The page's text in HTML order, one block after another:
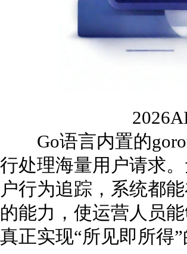
Go语言内置的
行处理海量用户请求
户行为追踪，系统都
的能力，使运营人员
真正实现“所见即所得